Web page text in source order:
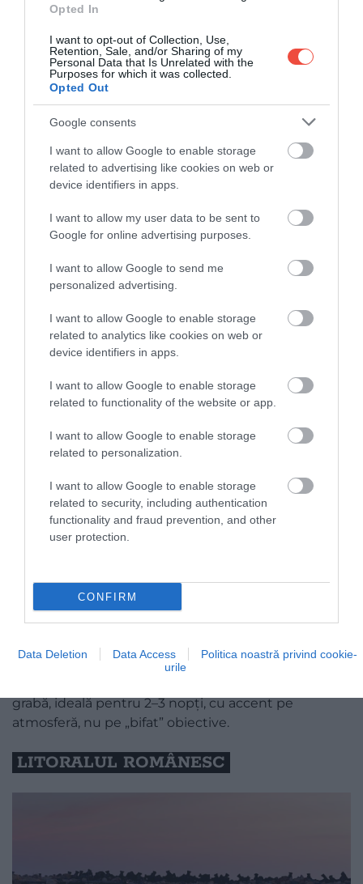
Opted In
I want to opt-out of Collection, Use,
Retention, Sale, and/or Sharing of my
Personal Data that Is Unrelated with the
Purposes for which it was collected.
Opted Out
Google consents
I want to allow Google to enable storage
related to advertising like cookies on web or
device identifiers in apps.
I want to allow my user data to be sent to
Google for online advertising purposes.
I want to allow Google to send me
personalized advertising.
I want to allow Google to enable storage
related to analytics like cookies on web or
device identifiers in apps.
I want to allow Google to enable storage
related to functionality of the website or app.
I want to allow Google to enable storage
related to personalization.
I want to allow Google to enable storage
related to security, including authentication
functionality and fraud prevention, and other
user protection.
CONFIRM
Data Deletion Data Access
Politica noastră privind cookie-
urile
Foto:Shutterstock
Satele din regiune, mai ales în zona Breb–Desești–
Bârsana, se liniștesc după aglomerația verii, iar
farmecul crește: dealuri albe, fum de lemn, porți
caldă și gazde cu povești. Poți vizita bisericile de
lemn din zonă, Mănăstirea Bârsana și ateliere de
meșteșugari, apoi să faci plimbări scurte prin peisaje
calme. Seara, un ceai fierbinte și bucate locale îți
completează pauza, iar prețurile sunt, de obicei, mai
grabă, ideală pentru 2–3 nopți, cu accent pe
atmosferă, nu pe „bifat” obiective.
LITORALUL ROMÂNESC